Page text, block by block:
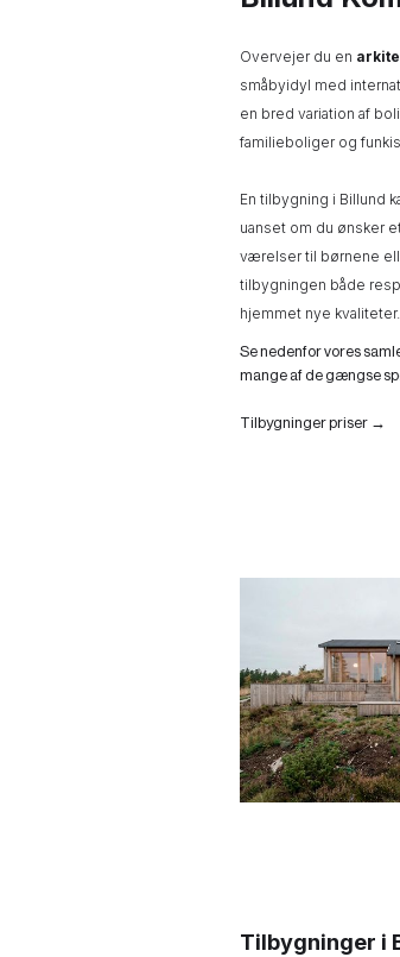
Overvejer du en
småbyidyl med
en bred variation af
familieboliger og
En tilbygning i Billund
uanset om du ønsker
værelser til børnene
tilbygningen både
hjemmet nye kvaliteter.
Se nedenfor vores
mange af de gængse
Tilbygninger priser →
Tilbygninger i